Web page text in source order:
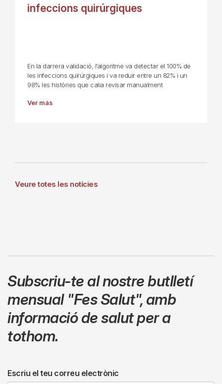
infeccions quirúrgiques
En la darrera validació, l’algoritme va detectar el 100% de
les infeccions quirúrgiques i va reduir entre un 82% i un
98% les històries que calia revisar manualment
Ver más
Veure totes les notícies
Subscriu-te al nostre butlletí
mensual "Fes Salut",amb
informació de salut per a
tothom.
Escriu el teu correu electrònic